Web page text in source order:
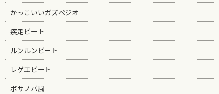
かっこいいガズペジオ
疾走ビート
ルンルンビート
レゲエビート
ボサノバ風